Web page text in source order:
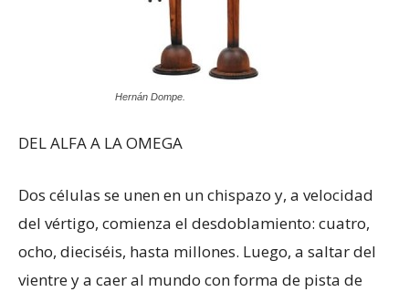
Hernán Dompe.
DEL ALFA A LA OMEGA
Dos células se unen en un chispazo y, a velocidad
del vértigo, comienza el desdoblamiento: cuatro,
ocho, dieciséis, hasta millones. Luego, a saltar del
vientre y a caer al mundo con forma de pista de